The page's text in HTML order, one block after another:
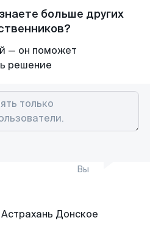
больше других
— он поможет
решение
Вы